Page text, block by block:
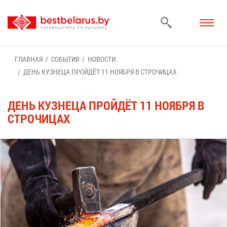
ГЛАВ­НАЯ СО­БЫ­ТИЯ
НО­ВО­СТИ
ДЕНЬ КУЗ­НЕ­ЦА ПРОЙ­ДЁТ 11 НО­ЯБ­РЯ В СТРО­ЧИ­ЦАХ
ДЕНЬ КУЗ­НЕ­ЦА ПРОЙ­ДЁТ 11 НО­ЯБ­РЯ В
СТРО­ЧИ­ЦАХ